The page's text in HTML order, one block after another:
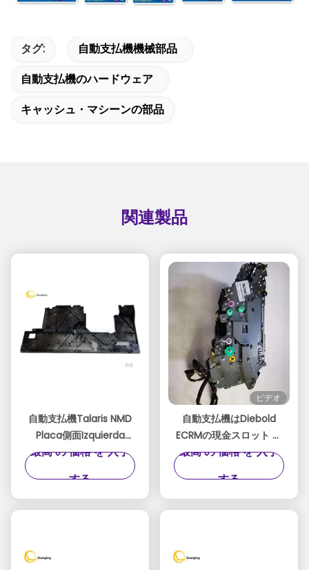
タグ:
自動支払機機械部品
自動支払機のハードウェア
キャッシュ・マシーンの部品
関連製品
自動支払機Talaris NMD
Placa側面Izquierda
A008680 Dispensador
最高 の 価格 を 入手
する
ビデオ
自動支払機はDiebold
ECRMの現金スロット ロ
ビーUCSL 49-23311-
0000A 49233110000Aを
最高 の 価格 を 入手
する